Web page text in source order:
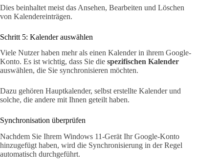
Dies beinhaltet meist das Ansehen, Bearbeiten und Löschen
von Kalendereinträgen.
Schritt 5: Kalender auswählen
Viele Nutzer haben mehr als einen Kalender in ihrem Google-
Konto. Es ist wichtig, dass Sie die spezifischen Kalender
auswählen, die Sie synchronisieren möchten.
Dazu gehören Hauptkalender, selbst erstellte Kalender und
solche, die andere mit Ihnen geteilt haben.
Synchronisation überprüfen
Nachdem Sie Ihrem Windows 11-Gerät Ihr Google-Konto
hinzugefügt haben, wird die Synchronisierung in der Regel
automatisch durchgeführt.